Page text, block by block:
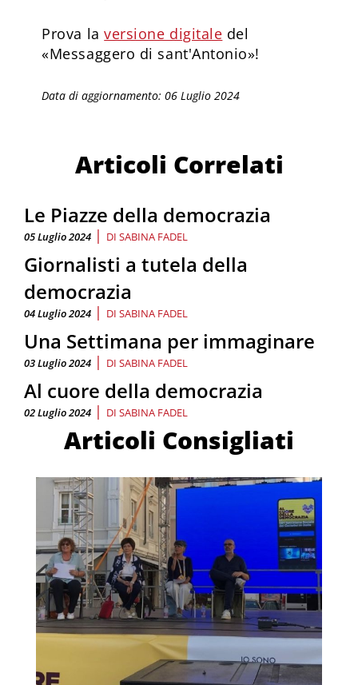
Prova laversione digitale del
«Messaggero di sant'Antonio»!
Data di aggiornamento: 06 Luglio 2024
Articoli Correlati
Le Piazze della democrazia
05 Luglio 2024 | DI SABINA FADEL
Giornalisti a tutela della
democrazia
04 Luglio 2024 | DI SABINA FADEL
Una Settimana per immaginare
03 Luglio 2024 | DI SABINA FADEL
Al cuore della democrazia
02 Luglio 2024 | DI SABINA FADEL
Articoli Consigliati